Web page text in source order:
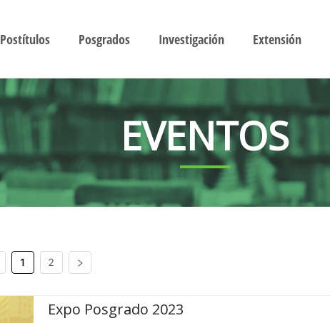
Postítulos Posgrados Investigación Extensión
EVENTOS
1 2
Expo Posgrado 2023